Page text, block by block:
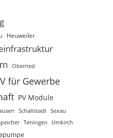
Heuweiler
Oberried
für Gewerbe
PV Module
Schallstadt Sexau
Teningen Umkirch